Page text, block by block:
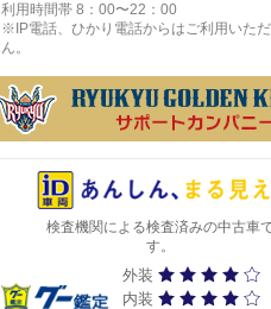
利用時間帯 8：00〜22：00
※IP電話、ひかり電話からはご利用いた
ん。
検査機関による検査済みの中古車
す。
外装
内装